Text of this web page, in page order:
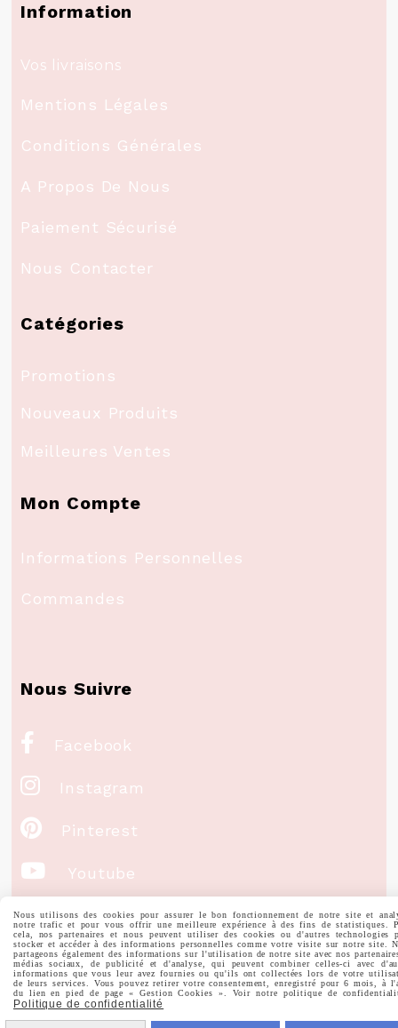
Information
Vos livraisons
Mentions Légales
Conditions Générales
A Propos De Nous
Paiement Sécurisé
Nous Contacter
Catégories
Promotions
Nouveaux Produits
Meilleures Ventes
Mon Compte
Informations Personnelles
Commandes
Nous Suivre
 Facebook
 Instagram
 Pinterest
 Youtube
Votre Email
Prénom
Nous utilisons des cookies pour assurer le bon fonctionnement de notre site et
notre trafic et pour vous offrir une meilleure expérience à des fins de statistiques.
cela, nos partenaires et nous peuvent utiliser des cookies ou d'autres technologies
stocker et accéder à des informations personnelles comme votre visite sur notre site.
partageons également des informations sur l'utilisation de notre site avec nos
médias sociaux, de publicité et d'analyse, qui peuvent combiner celles-ci avec
informations que vous leur avez fournies ou qu'ils ont collectées lors de votre
de leurs services. Vous pouvez retirer votre consentement, enregistré pour 6 mois, à
du lien en pied de page « Gestion Cookies ». Voir notre politique de
Politique de confidentialité